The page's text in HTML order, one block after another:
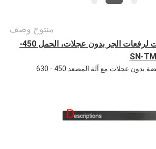
منتوج وصف
آلة الجر بدون عجلات لرفعات الجر بدون عجلات، الحمل 450-
الجاذبية السريعة العريضة بدون عجلات مع آلة المصعد 450 - 630